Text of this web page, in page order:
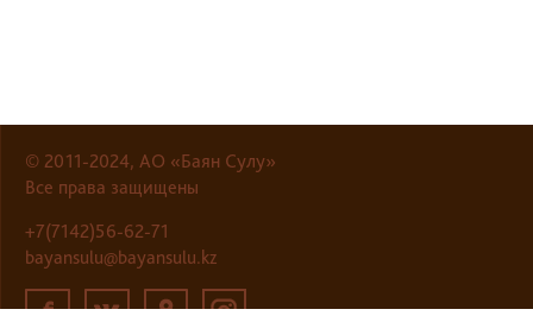
© 2011-2024, АО «Баян Сулу»
Все права защищены
+7(7142)56-62-71
bayansulu@bayansulu.kz